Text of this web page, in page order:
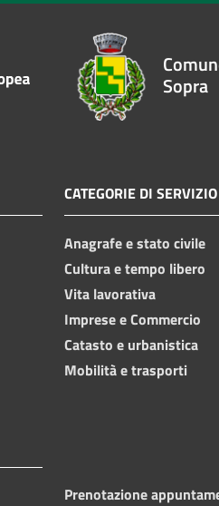
Sopra
CATEGORIE DI SERVIZIO
Anagrafe e stato civile
Cultura e tempo libero
Vita lavorativa
Imprese e Commercio
Catasto e urbanistica
Mobilità e trasporti
Prenotazione